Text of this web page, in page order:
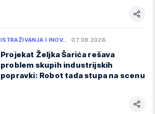
ISTRAŽIVANJA I INOV… 07.08.2026.
Projekat Željka Šarića rešava
problem skupih industrijskih
popravki: Robot tada stupa na scenu